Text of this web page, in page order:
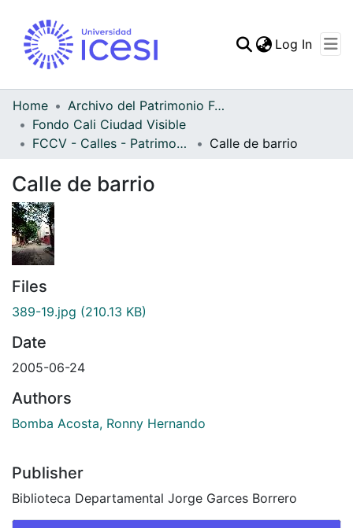
Log In
Home
Archivo del Patrimonio Fotográfico y Fílmico del Valle del Cauca
Fondo Cali Ciudad Visible
FCCV - Calles - Patrimonial
Calle de barrio
Calle de barrio
Files
389-19.jpg (210.13 KB)
Date
2005-06-24
Authors
Bomba Acosta, Ronny Hernando
Publisher
Biblioteca Departamental Jorge Garces Borrero